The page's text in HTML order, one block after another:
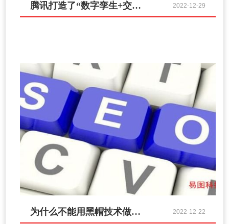
腾讯打造了“数字孪生+交通OS”助力打造未来交通生命体 2022-12-29
为什么不能用黑帽技术做优化？ 2022-12-22